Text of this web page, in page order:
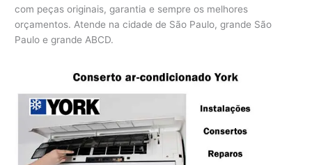
com peças originais, garantia e sempre os melhores
orçamentos. Atende na cidade de São Paulo, grande São
Paulo e grande ABCD.